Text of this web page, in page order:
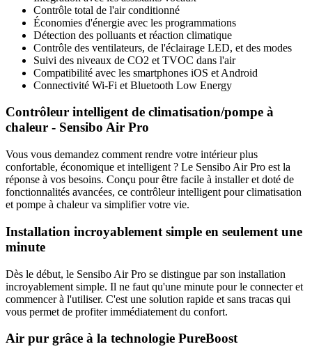
Contrôle total de l'air conditionné
Économies d'énergie avec les programmations
Détection des polluants et réaction climatique
Contrôle des ventilateurs, de l'éclairage LED, et des modes
Suivi des niveaux de CO2 et TVOC dans l'air
Compatibilité avec les smartphones iOS et Android
Connectivité Wi-Fi et Bluetooth Low Energy
Contrôleur intelligent de climatisation/pompe à
chaleur - Sensibo Air Pro
Vous vous demandez comment rendre votre intérieur plus
confortable, économique et intelligent ? Le Sensibo Air Pro est la
réponse à vos besoins. Conçu pour être facile à installer et doté de
fonctionnalités avancées, ce contrôleur intelligent pour climatisation
et pompe à chaleur va simplifier votre vie.
Installation incroyablement simple en seulement une
minute
Dès le début, le Sensibo Air Pro se distingue par son installation
incroyablement simple. Il ne faut qu'une minute pour le connecter et
commencer à l'utiliser. C'est une solution rapide et sans tracas qui
vous permet de profiter immédiatement du confort.
Air pur grâce à la technologie PureBoost